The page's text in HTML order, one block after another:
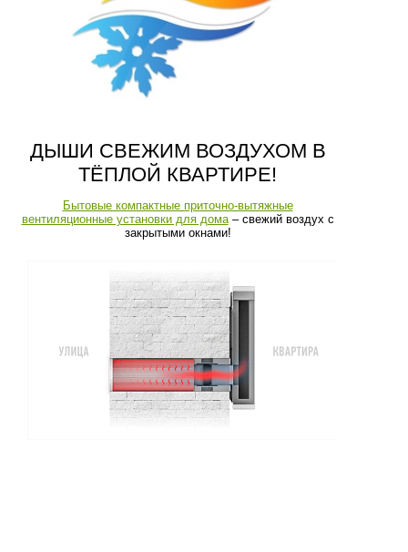
ДЫШИ СВЕЖИМ ВОЗДУХОМ В
ТЁПЛОЙ КВАРТИРЕ!
Бытовые компактные приточно-вытяжные
вентиляционные установки для дома– свежий воздух с
закрытыми окнами!